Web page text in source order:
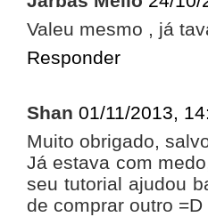
Valeu mesmo , já
Responder
Shan 01/11/2013,
Muito obrigado,
Já estava com
seu tutorial ajudou
de comprar outro =D